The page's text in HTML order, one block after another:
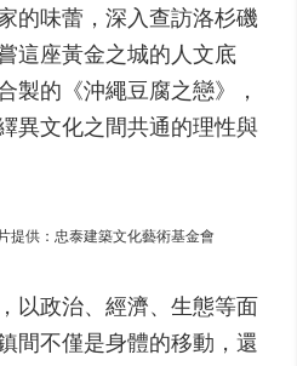
的味蕾，深入查訪洛杉磯
這座黃金之城的人文底
製的《沖繩豆腐之戀》，
異文化之間共通的理性與
提供：忠泰建築文化藝術基金會
以政治、經濟、生態等面
間不僅是身體的移動，還